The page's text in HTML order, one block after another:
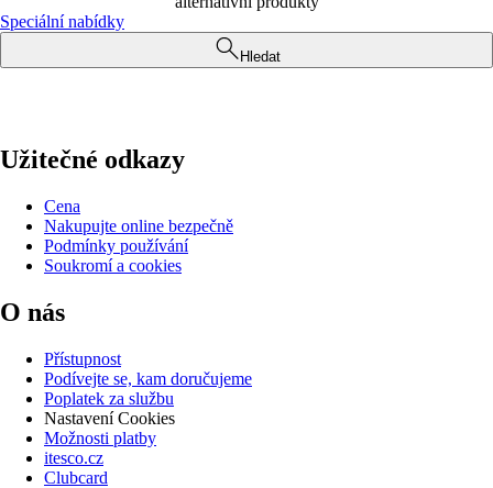
Speciální nabídky
Hledat
Užitečné odkazy
Cena
Nakupujte online bezpečně
Podmínky používání
Soukromí a cookies
O nás
Přístupnost
Podívejte se, kam doručujeme
Poplatek za službu
Nastavení Cookies
Možnosti platby
itesco.cz
Clubcard